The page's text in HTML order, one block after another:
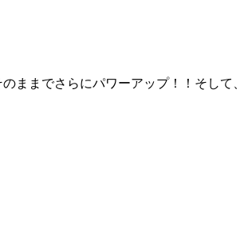
ままでさらにパワーアップ！！そして、